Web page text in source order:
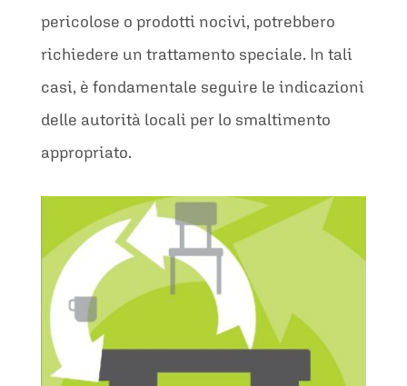
pericolose o prodotti nocivi, potrebbero
richiedere un trattamento speciale. In tali
casi, è fondamentale seguire le indicazioni
delle autorità locali per lo smaltimento
appropriato.